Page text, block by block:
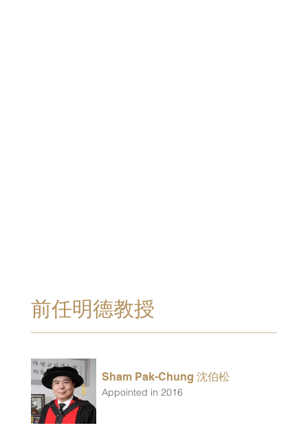
Sham Pak-Chung 沈伯松
Appointed in 2016
前任明德教授